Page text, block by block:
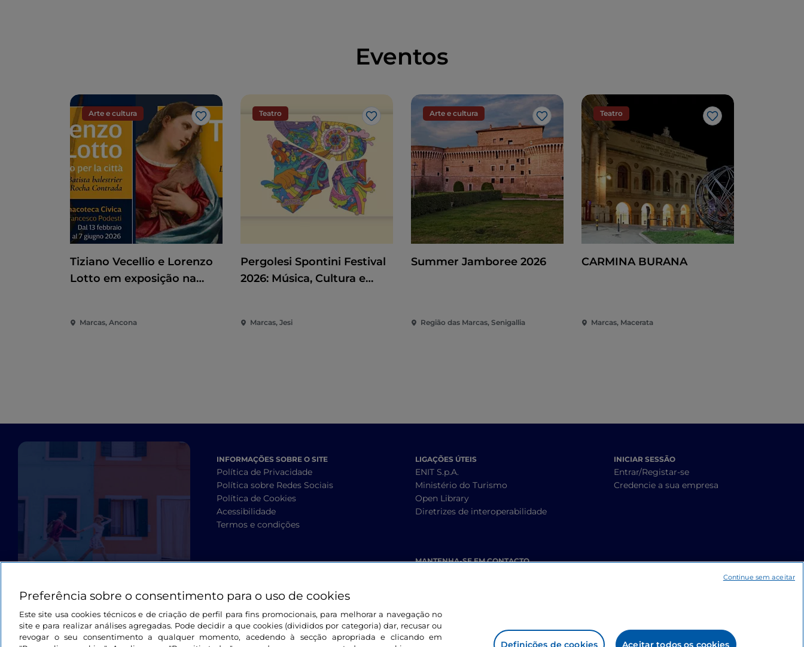
Eventos
Arte e cultura
Gosto
Tiziano Vecellio e Lorenzo
Lotto em exposição na
Marcas, Ancona
Teatro
Gosto
Pergolesi Spontini Festival
2026: Música, Cultura e
Marcas, Jesi
Arte e cultura
Gosto
Summer Jamboree 2026
Região das Marcas, Senigallia
Teatro
Gosto
CARMINA BURANA
Marcas, Macerata
INFORMAÇÕES SOBRE O SITE
Política de Privacidade
Política sobre Redes Sociais
Política de Cookies
Acessibilidade
Termos e condições
LIGAÇÕES ÚTEIS
ENIT S.p.A.
Ministério do Turismo
Open Library
Diretrizes de interoperabilidade
MANTENHA-SE EM CONTACTO
INICIAR SESSÃO
Entrar/Registar-se
Credencie a sua empresa
Preferência sobre o consentimento para o uso de cookies
Este site usa cookies técnicos e de criação de perfil para fins promocionais, para melhorar a navegação no
site e para realizar análises agregadas. Pode decidir a que cookies (divididos por categoria) dar, recusar ou
revogar o seu consentimento a qualquer momento, acedendo à secção apropriada e clicando em
Definições de cookies Aceitar todos os cookies
Continue sem aceitar